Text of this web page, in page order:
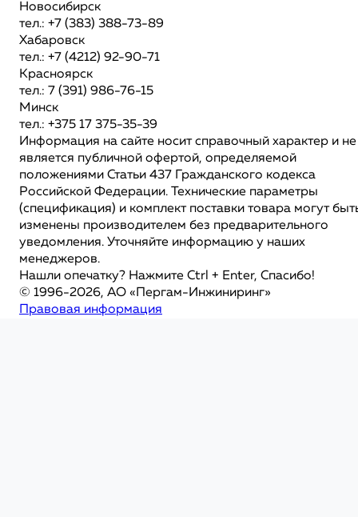
Новосибирск
тел.: +7 (383) 388-73-89
Хабаровск
тел.: +7 (4212) 92-90-71
Красноярск
тел.: 7 (391) 986-76-15
Минск
тел.: +375 17 375-35-39
Информация на сайте носит справочный характер и не
является публичной офертой, определяемой
положениями Статьи 437 Гражданского кодекса
Российской Федерации. Технические параметры
(спецификация) и комплект поставки товара могут
изменены производителем без предварительного
уведомления. Уточняйте информацию у наших
менеджеров.
Нашли опечатку? Нажмите Ctrl + Enter, Спасибо!
© 1996-2026, АО «Пергам-Инжиниринг»
Правовая информация